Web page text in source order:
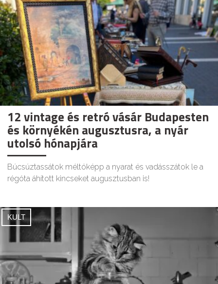
12 vintage és retró vásár Budapesten
és környékén augusztusra, a nyár
utolsó hónapjára
Búcsúztassátok méltóképp a nyarat és vadásszátok le a
régóta áhított kincseket augusztusban is!
KULT